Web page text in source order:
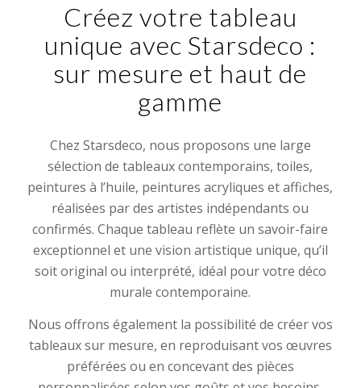
Créez votre tableau
unique avec Starsdeco :
sur mesure et haut de
gamme
Chez Starsdeco, nous proposons une large
sélection de tableaux contemporains, toiles,
peintures à l’huile, peintures acryliques et affiches,
réalisées par des artistes indépendants ou
confirmés. Chaque tableau reflète un savoir-faire
exceptionnel et une vision artistique unique, qu’il
soit original ou interprété, idéal pour votre déco
murale contemporaine.
Nous offrons également la possibilité de créer vos
tableaux sur mesure, en reproduisant vos œuvres
préférées ou en concevant des pièces